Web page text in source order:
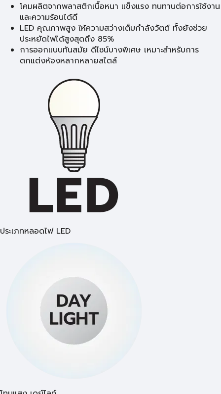
โคมผลิตจากพลาสติกเนื้อหนา แข็งแรง ทนทานต่อการใช้งาน
และความร้อนได้ดี
LED คุณภาพสูง ให้ความสว่างเต็มกำลังวัตต์ ทั้งยังช่วย
ประหยัดไฟได้สูงสุดถึง 85%
การออกแบบทันสมัย ดีไซน์บางพิเศษ เหมาะสำหรับการ
ตกแต่งห้องหลากหลายสไตล์
ประเภทหลอดไฟ LED